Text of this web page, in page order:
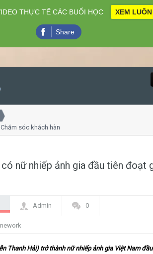
sóc khách hàng chuyên nghiệp
nữ nhiếp ảnh gia đầu tiên đoạt
Admin 0
Thanh Hải) trở thành nữ nhiếp ảnh gia Việt Nam
THỰC TẾ CÁC BUỔI HỌC XEM LUÔN
Share